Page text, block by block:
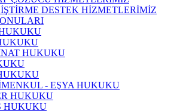
DESTEK HİZMETLERİMİZ
HUKUKU
- EŞYA HUKUKU
HUKUKU
HUKUKU